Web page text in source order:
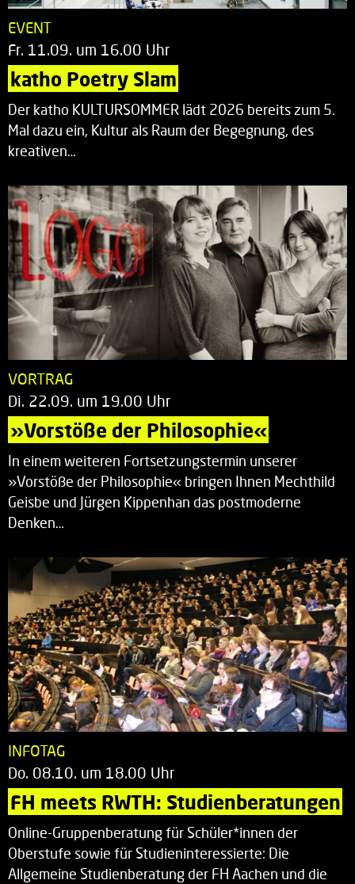
EVENT
Fr. 11.09. um 16.00 Uhr
katho Poetry Slam
Der katho KULTURSOMMER lädt 2026 bereits zum 5.
Mal dazu ein, Kultur als Raum der Begegnung, des
kreativen…
VORTRAG
Di. 22.09. um 19.00 Uhr
»Vorstöße der Philosophie«
In einem weiteren Fortsetzungstermin unserer
»Vorstöße der Philosophie« bringen Ihnen Mechthild
Geisbe und Jürgen Kippenhan das postmoderne
Denken…
INFOTAG
Do. 08.10. um 18.00 Uhr
FH meets RWTH: Studienberatungen
Online-Gruppenberatung für Schüler*innen der
Oberstufe sowie für Studieninteressierte: Die
Allgemeine Studienberatung der FH Aachen und die